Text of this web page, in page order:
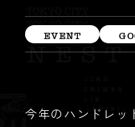
EVENT
今年のハンドレッ